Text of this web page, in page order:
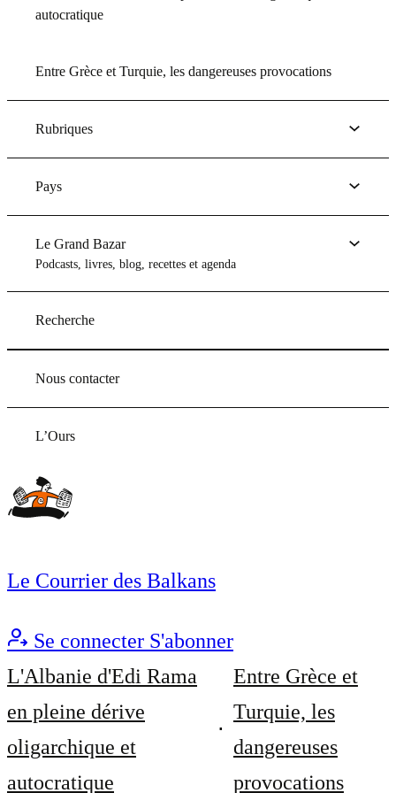
autocratique
Entre Grèce et Turquie, les dangereuses provocations
Rubriques
Pays
Le Grand Bazar
Podcasts, livres, blog, recettes et agenda
Recherche
Nous contacter
L’Ours
Le Courrier des Balkans
Se connecter S'abonner
L'Albanie d'Edi Rama
en pleine dérive
oligarchique et
autocratique
Entre Grèce et
Turquie, les
dangereuses
provocations